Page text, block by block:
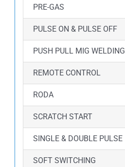
PRE-GAS
PULSE ON & PULSE OFF
PUSH PULL MIG WELDING
REMOTE CONTROL
RODA
SCRATCH START
SINGLE & DOUBLE PULSE
SOFT SWITCHING